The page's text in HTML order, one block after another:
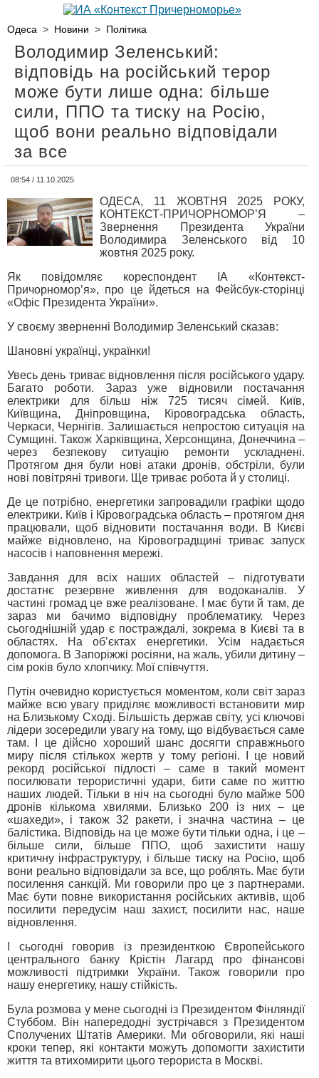
Одеса > Новини > Політика
Володимир Зеленський:
відповідь на російський терор
може бути лише одна: більше
сили, ППО та тиску на Росію,
щоб вони реально відповідали
за все
08:54 / 11.10.2025
ОДЕСА, 11 ЖОВТНЯ 2025 РОКУ,
КОНТЕКСТ-ПРИЧОРНОМОР’Я –
Звернення Президента України
Володимира Зеленського від 10
жовтня 2025 року.
Як повідомляє кореспондент ІА «Контекст-
Причорномор’я», про це йдеться на Фейсбук-сторінці
«Офіс Президента України».
У своєму зверненні Володимир Зеленський сказав:
Шановні українці, українки!
Увесь день триває відновлення після російського удару.
Багато роботи. Зараз уже відновили постачання
електрики для більш ніж 725 тисяч сімей. Київ,
Київщина, Дніпровщина, Кіровоградська область,
Черкаси, Чернігів. Залишається непростою ситуація на
Сумщині. Також Харківщина, Херсонщина, Донеччина –
через безпекову ситуацію ремонти ускладнені.
Протягом дня були нові атаки дронів, обстріли, були
нові повітряні тривоги. Ще триває робота й у столиці.
Де це потрібно, енергетики запровадили графіки щодо
електрики. Київ і Кіровоградська область – протягом дня
працювали, щоб відновити постачання води. В Києві
майже відновлено, на Кіровоградщині триває запуск
насосів і наповнення мережі.
Завдання для всіх наших областей – підготувати
достатнє резервне живлення для водоканалів. У
частині громад це вже реалізоване. І має бути й там, де
зараз ми бачимо відповідну проблематику. Через
сьогоднішній удар є постраждалі, зокрема в Києві та в
областях. На об’єктах енергетики. Усім надається
допомога. В Запоріжжі росіяни, на жаль, убили дитину –
сім років було хлопчику. Мої співчуття.
Путін очевидно користується моментом, коли світ зараз
майже всю увагу приділяє можливості встановити мир
на Близькому Сході. Більшість держав світу, усі ключові
лідери зосередили увагу на тому, що відбувається саме
там. І це дійсно хороший шанс досягти справжнього
миру після стількох жертв у тому регіоні. І це новий
рекорд російської підлості – саме в такий момент
посилювати терористичні удари, бити саме по життю
наших людей. Тільки в ніч на сьогодні було майже 500
дронів кількома хвилями. Близько 200 із них – це
«шахеди», і також 32 ракети, і значна частина – це
балістика. Відповідь на це може бути тільки одна, і це –
більше сили, більше ППО, щоб захистити нашу
критичну інфраструктуру, і більше тиску на Росію, щоб
вони реально відповідали за все, що роблять. Має бути
посилення санкцій. Ми говорили про це з партнерами.
Має бути повне використання російських активів, щоб
посилити передусім наш захист, посилити нас, наше
відновлення.
І сьогодні говорив із президенткою Європейського
центрального банку Крістін Лагард про фінансові
можливості підтримки України. Також говорили про
нашу енергетику, нашу стійкість.
Була розмова у мене сьогодні із Президентом Фінляндії
Стуббом. Він напередодні зустрічався з Президентом
Сполучених Штатів Америки. Ми обговорили, які наші
кроки тепер, які контакти можуть допомогти захистити
життя та втихомирити цього терориста в Москві.